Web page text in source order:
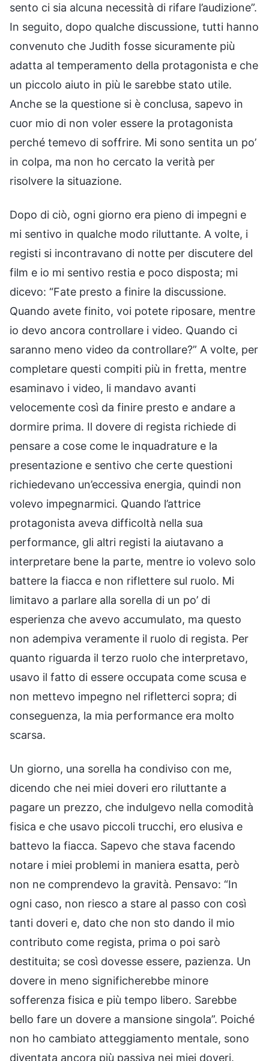
sento ci sia alcuna necessità di rifare l’audizione”.
In seguito, dopo qualche discussione, tutti hanno
convenuto che Judith fosse sicuramente più
adatta al temperamento della protagonista e che
un piccolo aiuto in più le sarebbe stato utile.
Anche se la questione si è conclusa, sapevo in
cuor mio di non voler essere la protagonista
perché temevo di soffrire. Mi sono sentita un po’
in colpa, ma non ho cercato la verità per
risolvere la situazione.
Dopo di ciò, ogni giorno era pieno di impegni e
mi sentivo in qualche modo riluttante. A volte, i
registi si incontravano di notte per discutere del
film e io mi sentivo restia e poco disposta; mi
dicevo: “Fate presto a finire la discussione.
Quando avete finito, voi potete riposare, mentre
io devo ancora controllare i video. Quando ci
saranno meno video da controllare?” A volte, per
completare questi compiti più in fretta, mentre
esaminavo i video, li mandavo avanti
velocemente così da finire presto e andare a
dormire prima. Il dovere di regista richiede di
pensare a cose come le inquadrature e la
presentazione e sentivo che certe questioni
richiedevano un’eccessiva energia, quindi non
volevo impegnarmici. Quando l’attrice
protagonista aveva difficoltà nella sua
performance, gli altri registi la aiutavano a
interpretare bene la parte, mentre io volevo solo
battere la fiacca e non riflettere sul ruolo. Mi
limitavo a parlare alla sorella di un po’ di
esperienza che avevo accumulato, ma questo
non adempiva veramente il ruolo di regista. Per
quanto riguarda il terzo ruolo che interpretavo,
usavo il fatto di essere occupata come scusa e
non mettevo impegno nel rifletterci sopra; di
conseguenza, la mia performance era molto
scarsa.
Un giorno, una sorella ha condiviso con me,
dicendo che nei miei doveri ero riluttante a
pagare un prezzo, che indulgevo nella comodità
fisica e che usavo piccoli trucchi, ero elusiva e
battevo la fiacca. Sapevo che stava facendo
notare i miei problemi in maniera esatta, però
non ne comprendevo la gravità. Pensavo: “In
ogni caso, non riesco a stare al passo con così
tanti doveri e, dato che non sto dando il mio
contributo come regista, prima o poi sarò
destituita; se così dovesse essere, pazienza. Un
dovere in meno significherebbe minore
sofferenza fisica e più tempo libero. Sarebbe
bello fare un dovere a mansione singola”. Poiché
non ho cambiato atteggiamento mentale, sono
diventata ancora più passiva nei miei doveri.